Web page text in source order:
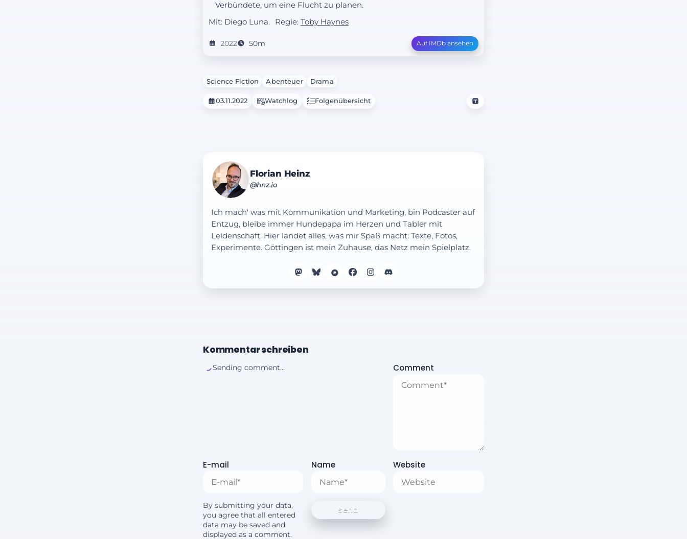
Verbündete, um eine Flucht zu planen.
Mit: Diego Luna.
Regie: Toby Haynes
2022 50m Auf IMDb ansehen
Science Fiction Abenteuer Drama
03.11.2022 Watchlog Folgenübersicht
Florian Heinz
@hnz.io
Ich mach' was mit Kommunikation und Marketing, bin Podcaster auf
Entzug, bleibe immer Hundepapa im Herzen und Tabler mit
Leidenschaft. Hier landet alles, was mir Spaß macht: Texte, Fotos,
Experimente. Göttingen ist mein Zuhause, das Netz mein Spielplatz.
Kommentar schreiben
Sending comment... Comment
E-mail Name Website
By submitting your data,
you agree that all entered
data may be saved and
displayed as a comment.